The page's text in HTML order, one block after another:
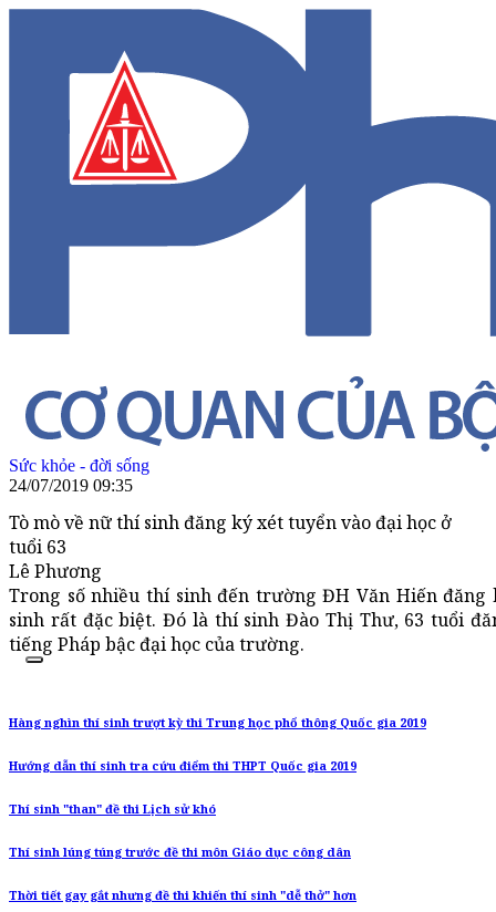
Sức khỏe - đời sống
24/07/2019 09:35
Tò mò về nữ thí sinh đăng ký xét tuyển vào đại học ở
tuổi 63
Lê Phương
Trong số nhiều thí sinh đến trường ĐH Văn Hiến
sinh rất đặc biệt. Đó là thí sinh Đào Thị Thư, 63 tuổi
tiếng Pháp bậc đại học của trường.
Hàng nghìn thí sinh trượt kỳ thi Trung học phổ thông Quốc gia 2019
Hướng dẫn thí sinh tra cứu điểm thi THPT Quốc gia 2019
Thí sinh "than" đề thi Lịch sử khó
Thí sinh lúng túng trước đề thi môn Giáo dục công dân
Thời tiết gay gắt nhưng đề thi khiến thí sinh "dễ thở" hơn